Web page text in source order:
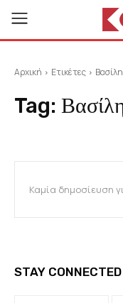
Αρχική Ετικέτες
Tag:
Καμία δημοσίευση
STAY CONNECTED